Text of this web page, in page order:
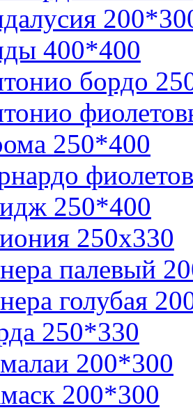
400*400
бордо
250*400
250*400
250х330
палевый
голубая
250*330
200*300
200*300